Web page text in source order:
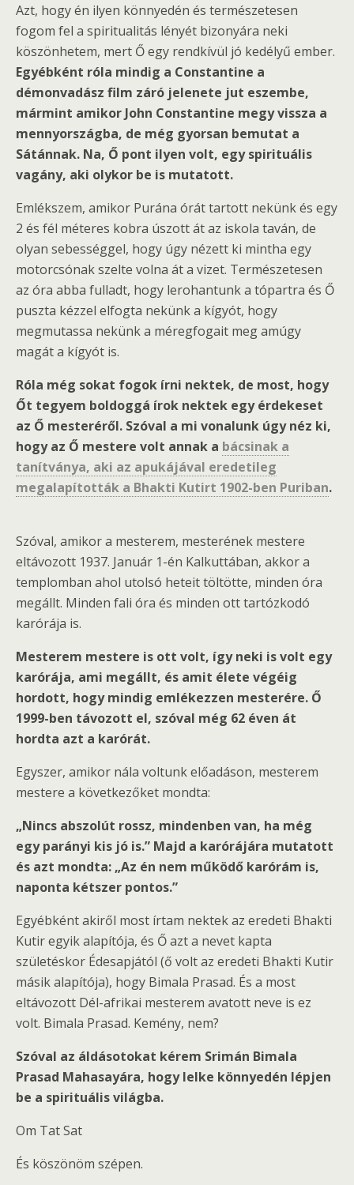
Azt, hogy én ilyen könnyedén és természetesen
fogom fel a spiritualitás lényét bizonyára neki
köszönhetem, mert Ő egy rendkívül jó kedélyű ember.
Egyébként róla mindig a Constantine a
démonvadász film záró jelenete jut eszembe,
mármint amikor John Constantine megy vissza a
mennyországba, de még gyorsan bemutat a
Sátánnak. Na, Ő pont ilyen volt, egy spirituális
vagány, aki olykor be is mutatott.
Emlékszem, amikor Purána órát tartott nekünk és egy
2 és fél méteres kobra úszott át az iskola taván, de
olyan sebességgel, hogy úgy nézett ki mintha egy
motorcsónak szelte volna át a vizet. Természetesen
az óra abba fulladt, hogy lerohantunk a tópartra és Ő
puszta kézzel elfogta nekünk a kígyót, hogy
megmutassa nekünk a méregfogait meg amúgy
magát a kígyót is.
Róla még sokat fogok írni nektek, de most, hogy
Őt tegyem boldoggá írok nektek egy érdekeset
az Ő mesteréről. Szóval a mi vonalunk úgy néz ki,
hogy az Ő mestere volt annak a bácsinak a
tanítványa, aki az apukájával eredetileg
megalapították a Bhakti Kutirt 1902-ben Puriban.
Szóval, amikor a mesterem, mesterének mestere
eltávozott 1937. Január 1-én Kalkuttában, akkor a
templomban ahol utolsó heteit töltötte, minden óra
megállt. Minden fali óra és minden ott tartózkodó
karórája is.
Mesterem mestere is ott volt, így neki is volt egy
karórája, ami megállt, és amit élete végéig
hordott, hogy mindig emlékezzen mesterére. Ő
1999-ben távozott el, szóval még 62 éven át
hordta azt a karórát.
Egyszer, amikor nála voltunk előadáson, mesterem
mestere a következőket mondta:
„Nincs abszolút rossz, mindenben van, ha még
egy parányi kis jó is.” Majd a karórájára mutatott
és azt mondta: „Az én nem működő karórám is,
naponta kétszer pontos.”
Egyébként akiről most írtam nektek az eredeti Bhakti
Kutir egyik alapítója, és Ő azt a nevet kapta
születéskor Édesapjától (ő volt az eredeti Bhakti Kutir
másik alapítója), hogy Bimala Prasad. És a most
eltávozott Dél-afrikai mesterem avatott neve is ez
volt. Bimala Prasad. Kemény, nem?
Szóval az áldásotokat kérem Srimán Bimala
Prasad Mahasayára, hogy lelke könnyedén lépjen
be a spirituális világba.
Om Tat Sat
És köszönöm szépen.